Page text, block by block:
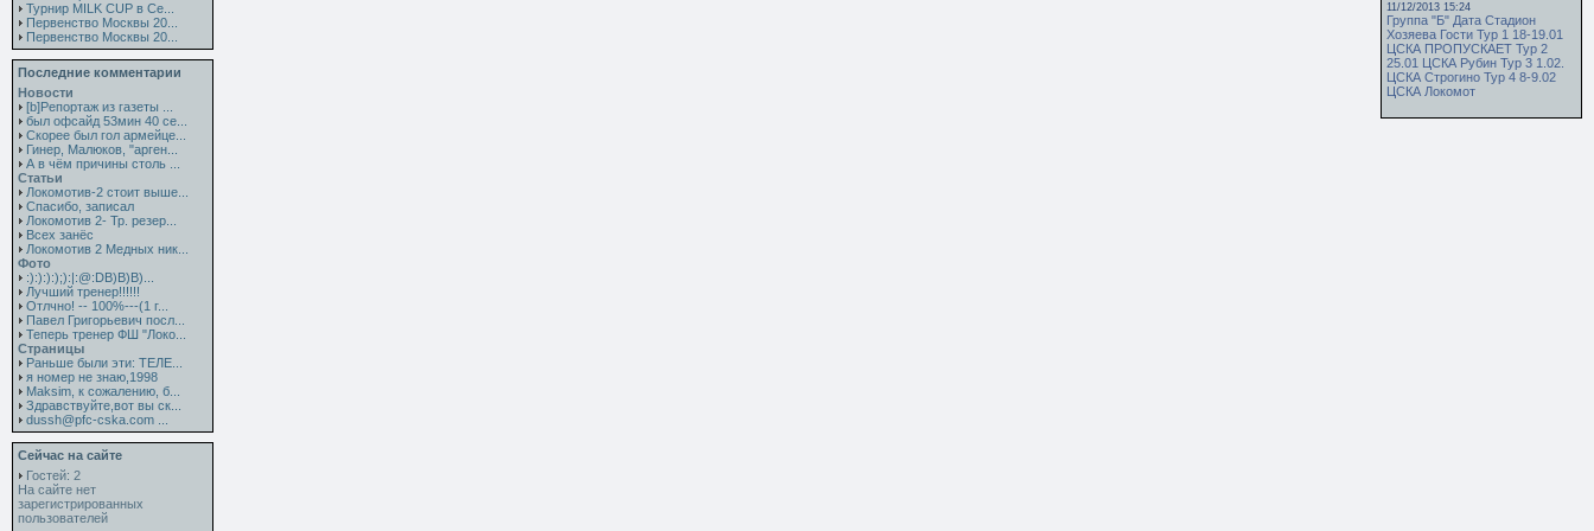
Турнир MILK CUP в Се...
Первенство Москвы 20...
Первенство Москвы 20...
Последние комментарии
Новости
[b]Репортаж из газеты ...
был офсайд 53мин 40 се...
Скорее был гол армейце...
Гинер, Малюков, "арген...
А в чём причины столь ...
Статьи
Локомотив-2 стоит выше...
Спасибо, записал
Локомотив 2- Тр. резер...
Всех занёс
Локомотив 2 Медных ник...
Фото
:):):):);):|:@:DB)B)B)...
Лучший тренер!!!!!!
Отлчно! -- 100%---(1 г...
Павел Григорьевич посл...
Теперь тренер ФШ "Локо...
Страницы
Раньше были эти: ТЕЛЕ...
я номер не знаю,1998
Maksim, к сожалению, б...
Здравствуйте,вот вы ск...
dussh@pfc-cska.com ...
Сейчас на сайте
Гостей: 2
На сайте нет
зарегистрированных
пользователей
11/12/2013 15:24
Группа "Б" Дата Стадион
Хозяева Гости Тур 1 18-19.01
ЦСКА ПРОПУСКАЕТ Тур 2
25.01 ЦСКА Рубин Тур 3 1.02.
ЦСКА Строгино Тур 4 8-9.02
ЦСКА Локомот